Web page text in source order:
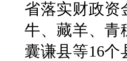
省落实财政资
牛、藏羊、青
囊谦县等16